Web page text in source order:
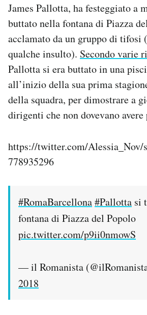
James Pallotta, ha festeggiato a
buttato nella fontana di Piazza
acclamato da un gruppo di tifosi
qualche insulto). Secondo varie
Pallotta si era buttato in una
all’inizio della sua prima
della squadra, per dimostrare a
dirigenti che non dovevano
https://twitter.com/Alessia_Nov/
778935296
#RomaBarcellona#Pallotta si
fontana di Piazza del Popolo
pic.twitter.com/p9ii0nmowS
— il Romanista
2018